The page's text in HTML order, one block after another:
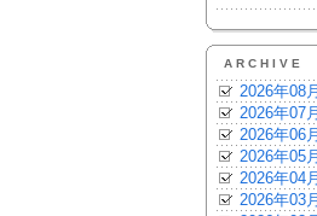
ARCHIVE
2026年08月
2026年07月
2026年06月
2026年05月
2026年04月
2026年03月